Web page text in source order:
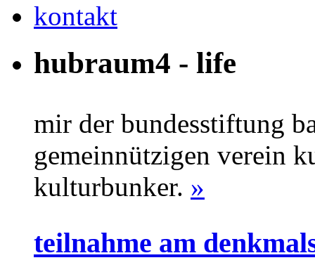
kontakt
hubraum4 - life
mir der bundesstiftung
gemeinnützigen verein
kulturbunker. »
teilnahme am